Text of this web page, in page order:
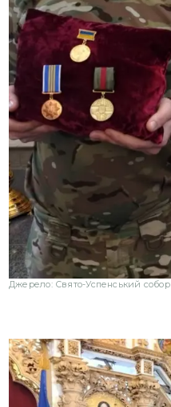
Джерело: Свято-Успенський собор